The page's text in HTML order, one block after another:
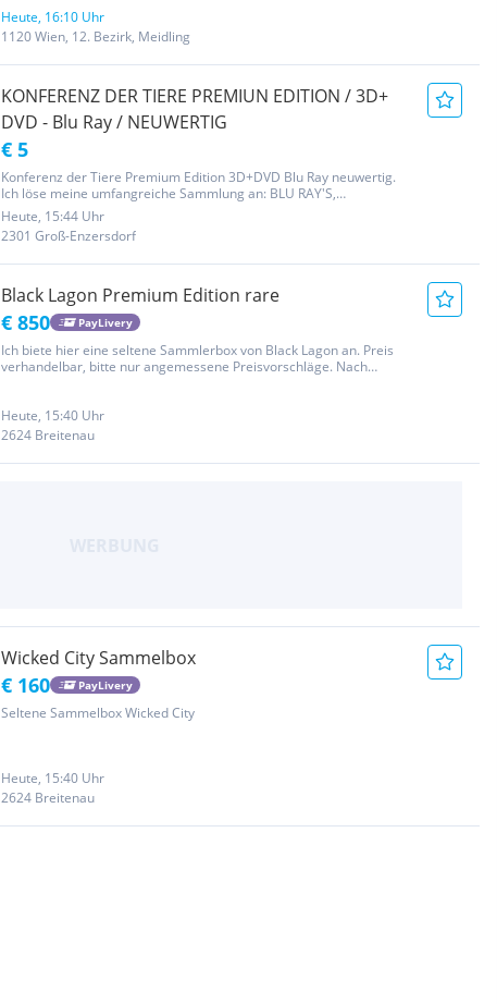
Roboter...
Heute, 16:10 Uhr
1120 Wien, 12. Bezirk, Meidling
KONFERENZ DER TIERE PREMIUN EDITION / 3D+
DVD - Blu Ray / NEUWERTIG
€ 5
Konferenz der Tiere Premium Edition 3D+DVD Blu Ray neuwertig.
Ich löse meine umfangreiche Sammlung an: BLU RAY'S,
STEELBOOK'S, Collector's Editionen, Spezial Editionen auf.
Heute, 15:44 Uhr
2301 Groß-Enzersdorf
Black Lagon Premium Edition rare
€ 850 PayLivery
Ich biete hier eine seltene Sammlerbox von Black Lagon an. Preis
verhandelbar, bitte nur angemessene Preisvorschläge. Nach
Heute, 15:40 Uhr
2624 Breitenau
Wicked City Sammelbox
€ 160 PayLivery
Seltene Sammelbox Wicked City
Heute, 15:40 Uhr
2624 Breitenau